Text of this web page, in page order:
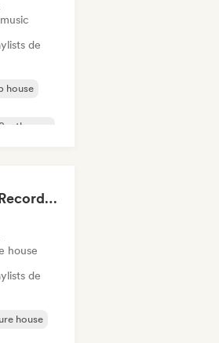
de
house
Defined Sound Records: House, Melodic Techno and EDM - Playlists Curated by DJ Nick Proof
house
de
house